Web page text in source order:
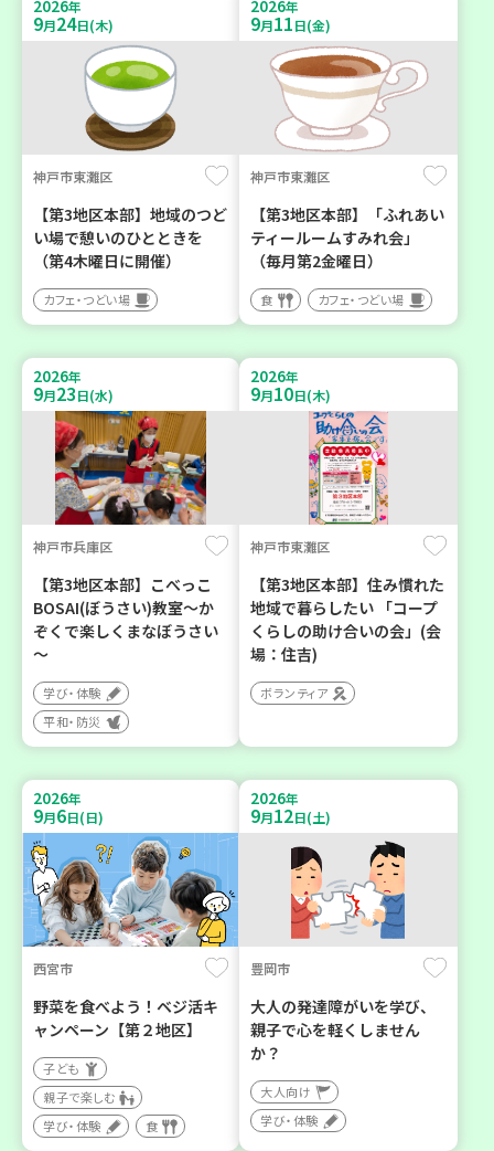
2026年
9月24日(木)
神戸市東灘区
【第3地区本部】地域のつど
い場で憩いのひとときを
（第4木曜日に開催）
カフェ・つどい場
2026年
9月11日(金)
神戸市東灘区
【第3地区本部】「ふれあい
ティールームすみれ会」
（毎月第2金曜日）
食 カフェ・つどい場
2026年
9月23日(水)
神戸市兵庫区
【第3地区本部】こべっこ
BOSAI(ぼうさい)教室～か
ぞくで楽しくまなぼうさい
～
学び・体験
平和・防災
2026年
9月10日(木)
神戸市東灘区
【第3地区本部】住み慣れた
地域で暮らしたい 「コープ
くらしの助け合いの会」(会
場：住吉)
ボランティア
2026年
9月6日(日)
西宮市
野菜を食べよう！ベジ活キ
ャンペーン【第２地区】
子ども
親子で楽しむ
学び・体験
食
2026年
9月12日(土)
豊岡市
大人の発達障がいを学び、
親子で心を軽くしません
か？
大人向け
学び・体験